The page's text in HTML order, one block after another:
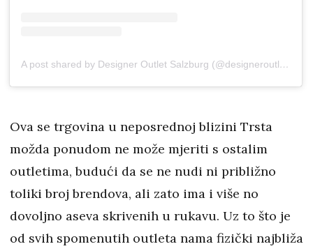
A post shared by Designer Outlet Salzburg (@designeroutletsalzburg)
Ova se trgovina u neposrednoj blizini Trsta
možda ponudom ne može mjeriti s ostalim
outletima, budući da se ne nudi ni približno
toliki broj brendova, ali zato ima i više no
dovoljno aseva skrivenih u rukavu. Uz to što je
od svih spomenutih outleta nama fizički najbliža